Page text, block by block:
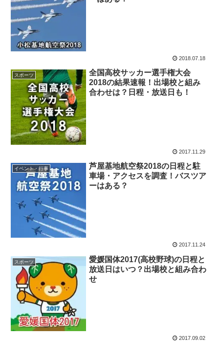
2018.07.18
スポーツ
全国高校サッカー選手権大会
2018の結果速報！出場校と組み
合わせは？日程・放送日も！
2017.11.29
イベント・行事
芦屋基地航空祭2018の日程と駐
車場・アクセスを調査！バスツア
ーはある？
2017.11.24
スポーツ
愛媛国体2017(高校野球)の日程と
放送日はいつ？出場校と組み合わ
せ
2017.09.02